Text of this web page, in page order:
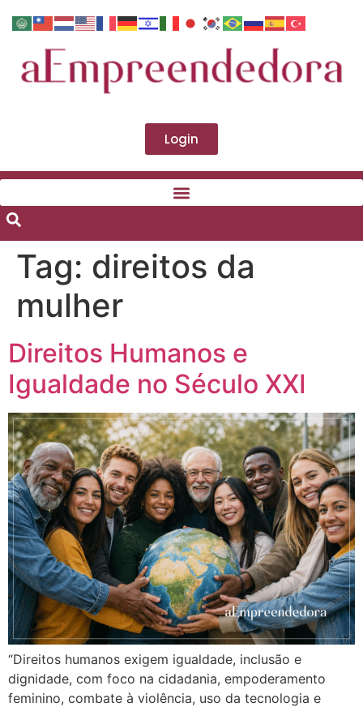
Login
Tag: direitos da
mulher
Direitos Humanos e
Igualdade no Século XXI
“Direitos humanos exigem igualdade, inclusão e
dignidade, com foco na cidadania, empoderamento
feminino, combate à violência, uso da tecnologia e